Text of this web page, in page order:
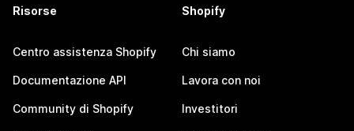
Risorse
Centro assistenza Shopify
Documentazione API
Community di Shopify
Shopify
Chi siamo
Lavora con noi
Investitori